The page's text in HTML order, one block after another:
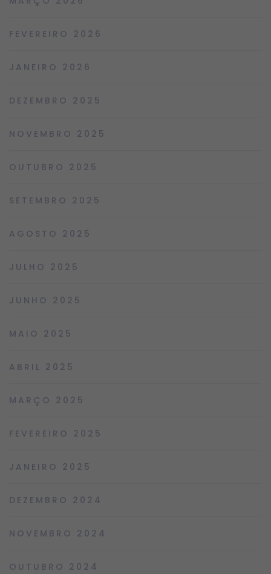
FEVEREIRO 2026
JANEIRO 2026
DEZEMBRO 2025
NOVEMBRO 2025
OUTUBRO 2025
SETEMBRO 2025
AGOSTO 2025
JULHO 2025
JUNHO 2025
MAIO 2025
ABRIL 2025
MARÇO 2025
FEVEREIRO 2025
JANEIRO 2025
DEZEMBRO 2024
NOVEMBRO 2024
OUTUBRO 2024